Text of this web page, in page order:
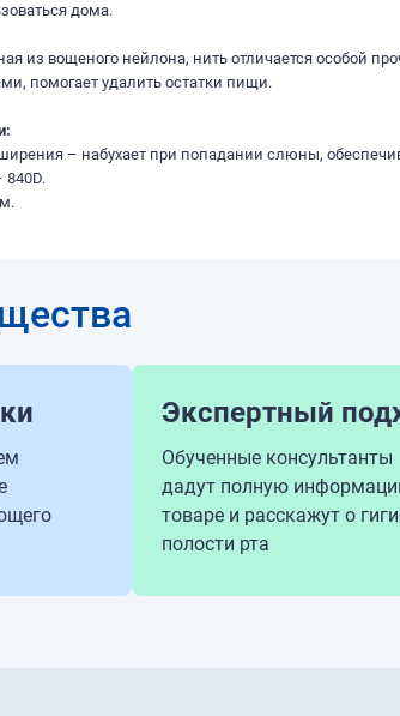
дома.
из вощеного нейлона, нить отличается особой
помогает удалить остатки пищи.
– набухает при попадании слюны,
840D.
Экспертный
Обученные консультанты
дадут полную
товаре и расскажут о
полости рта